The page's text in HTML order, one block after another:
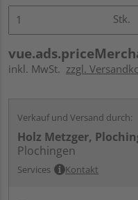
Stk.
inkl. MwSt. zzgl.
Verkauf und Versand durch:
Holz Metzger,
Plochingen
Services Kontakt